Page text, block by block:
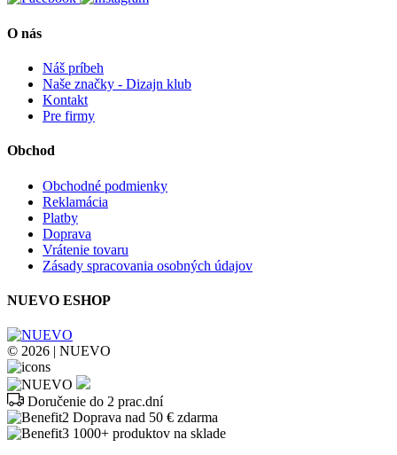
O nás
Náš príbeh
Naše značky - Dizajn klub
Kontakt
Pre firmy
Obchod
Obchodné podmienky
Reklamácia
Platby
Doprava
Vrátenie tovaru
Zásady spracovania osobných údajov
NUEVO ESHOP
© 2026 | NUEVO
Doručenie do 2 prac.dní
Doprava nad 50 € zdarma
1000+ produktov na sklade